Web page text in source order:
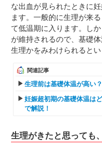
な出血が見られたときに
ます。一般的に生理が来
て低温期に入ります。し
が維持されるので、基礎
生理かをみわけられるとい
関連記事
生理前は基礎体温が高い
妊娠超初期の基礎体温は
で解説！
生理がきたと思っても